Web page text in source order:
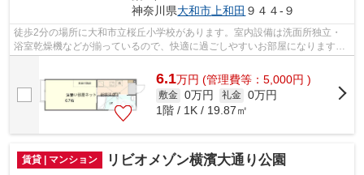
神奈川県大和市 上和田 ９４４-９
徒歩2分の場所に大和市立桜丘小学校があります。室内設備は洗面所独立・
浴室乾燥機などが揃っているので、快適に過ごしやすいお部屋になります。
徒歩6分に駅のある、ニーズの高い物件...
6.1万円 (管理費等：5,000円 )
敷金 0万円 礼金 0万円
1階 / 1K / 19.87㎡
賃貸 | マンション リビオメゾン横濱大通り公園